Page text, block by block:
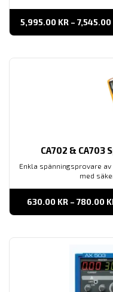
5,995.00 KR – 7,545.00
CA702 & CA703
Enkla spänningsprovare
med
630.00 KR – 780.00